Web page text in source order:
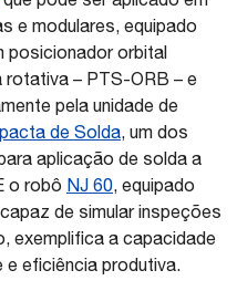
e modulares, equipado
posicionador orbital
rotativa – PTS-ORB – e
pela unidade de
de Solda, um dos
aplicação de solda a
o robô NJ 60, equipado
de simular inspeções
exemplifica a capacidade
e eficiência produtiva.